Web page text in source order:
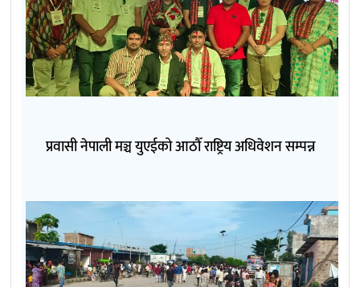
प्रवासी नेपाली मञ्च युएईको आठौँ राष्ट्रिय अधिवेशन सम्पन्न